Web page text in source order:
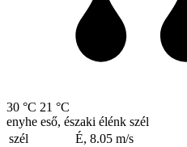
30 °C 21 °C
enyhe eső, északi élénk szél
szél
É, 8.05 m/s